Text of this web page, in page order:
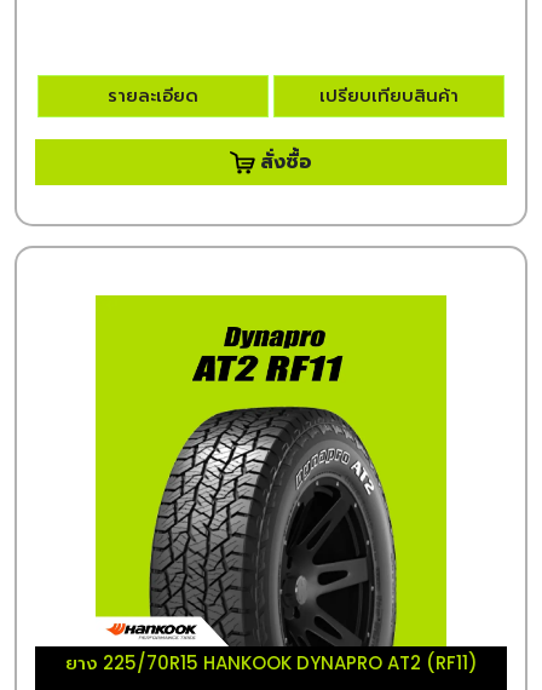
รายละเอียด เปรียบเทียบสินค้า
สั่งซื้อ
ยาง 225/70R15 HANKOOK DYNAPRO AT2 (RF11)